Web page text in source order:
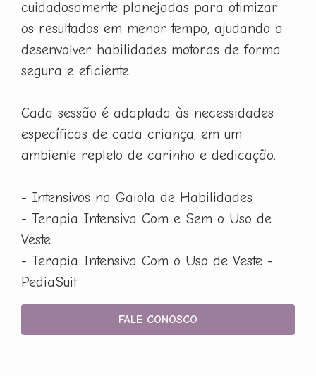
cuidadosamente planejadas para otimizar
os resultados em menor tempo, ajudando a
desenvolver habilidades motoras de forma
segura e eficiente.
Cada sessão é adaptada às necessidades
específicas de cada criança, em um
ambiente repleto de carinho e dedicação.
- Intensivos na Gaiola de Habilidades
- Terapia Intensiva Com e Sem o Uso de
Veste
- Terapia Intensiva Com o Uso de Veste -
PediaSuit
FALE CONOSCO